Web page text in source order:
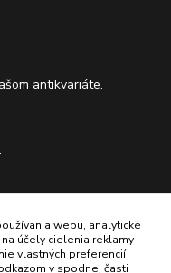
antikvariáte.
webu, analytické
účely cielenia reklamy
vlastných preferencií
v spodnej časti